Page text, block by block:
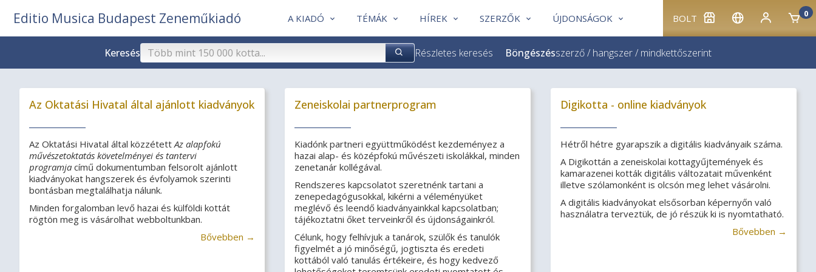
BOLT 0
A KIADÓ TÉMÁK HÍREK SZERZŐK ÚJDONSÁGOK
Editio Musica Budapest Zeneműkiadó
Keresés Részletes keresés Böngészésszerző/ hangszer/ mindkettőszerint
Az Oktatási Hivatal által ajánlott kiadványok
Az Oktatási Hivatal által közzétettAz alapfokú
művészetoktatás követelményei és tantervi
programja című dokumentumban felsorolt ajánlott
kiadványokat hangszerek és évfolyamok szerinti
bontásban megtalálhatja nálunk.
Minden forgalomban levő hazai és külföldi kottát
rögtön meg is vásárolhat webboltunkban.
Bővebben →
Zeneiskolai partnerprogram
Kiadónk partneri együttműködést kezdeményez a
hazai alap- és középfokú művészeti iskolákkal, minden
zenetanár kollégával.
Rendszeres kapcsolatot szeretnénk tartani a
zenepedagógusokkal, kikérni a véleményüket
meglévő és leendő kiadványainkkal kapcsolatban;
tájékoztatni őket terveinkről és újdonságainkról.
Célunk, hogy felhívjuk a tanárok, szülők és tanulók
figyelmét a jó minőségű, jogtiszta és eredeti
kottából való tanulás értékeire, és hogy kedvező
Digikotta - online kiadványok
Hétről hétre gyarapszik a digitális kiadványaik száma.
A Digikottán a zeneiskolai kottagyűjtemények és
kamarazenei kották digitális változatait művenként
illetve szólamonként is olcsón meg lehet vásárolni.
A digitális kiadványokat elsősorban képernyőn való
használatra terveztük, de jó részük ki is nyomtatható.
Bővebben →